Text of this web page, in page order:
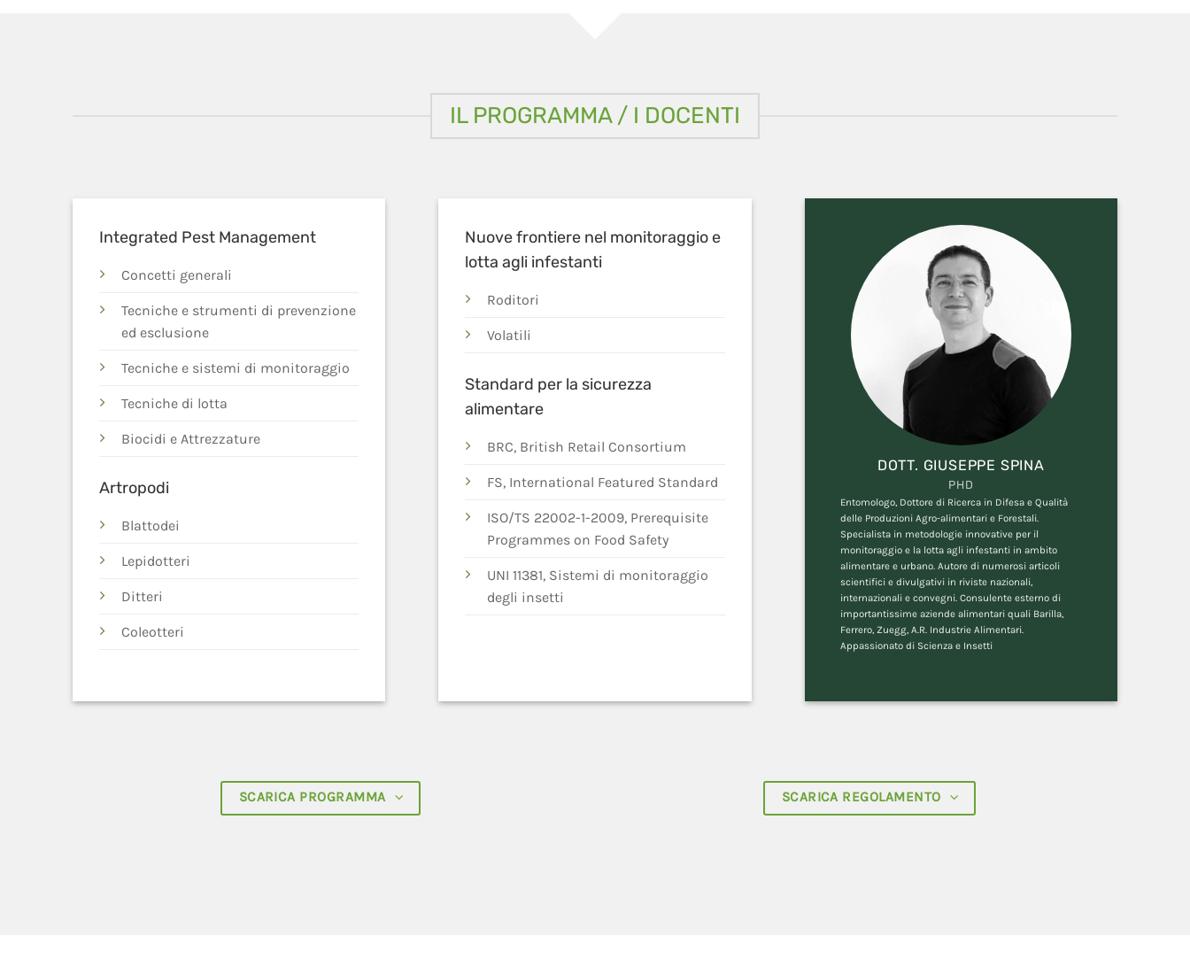
IL PROGRAMMA / I DOCENTI
Integrated Pest Management
Concetti generali
Tecniche e strumenti di prevenzione
ed esclusione
Tecniche e sistemi di monitoraggio
Tecniche di lotta
Biocidi e Attrezzature
Artropodi
Blattodei
Lepidotteri
Ditteri
Coleotteri
Nuove frontiere nel monitoraggio e
lotta agli infestanti
Roditori
Volatili
Standard per la sicurezza
alimentare
BRC, British Retail Consortium
FS, International Featured Standard
ISO/TS 22002-1-2009, Prerequisite
Programmes on Food Safety
UNI 11381, Sistemi di monitoraggio
degli insetti
DOTT. GIUSEPPE SPINA
PHD
Entomologo, Dottore di Ricerca in Difesa e Qualità
delle Produzioni Agro-alimentari e Forestali.
Specialista in metodologie innovative per il
monitoraggio e la lotta agli infestanti in ambito
alimentare e urbano. Autore di numerosi articoli
scientifici e divulgativi in riviste nazionali,
internazionali e convegni. Consulente esterno di
importantissime aziende alimentari quali Barilla,
Ferrero, Zuegg, A.R. Industrie Alimentari.
Appassionato di Scienza e Insetti
SCARICA PROGRAMMA SCARICA REGOLAMENTO